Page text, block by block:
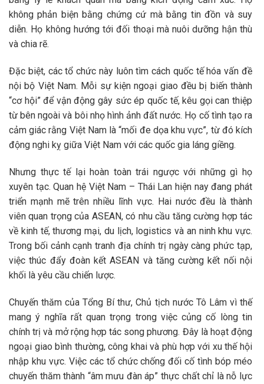
không phản biện bằng chứng cứ mà bằng tin đồn và suy
diễn. Họ không hướng tới đối thoại mà nuôi dưỡng hận thù
và chia rẽ.
Đặc biệt, các tổ chức này luôn tìm cách quốc tế hóa vấn đề
nội bộ Việt Nam. Mỗi sự kiện ngoại giao đều bị biến thành
“cơ hội” để vận động gây sức ép quốc tế, kêu gọi can thiệp
từ bên ngoài và bôi nhọ hình ảnh đất nước. Họ cố tình tạo ra
cảm giác rằng Việt Nam là “mối đe dọa khu vực”, từ đó kích
động nghi kỵ giữa Việt Nam với các quốc gia láng giềng.
Nhưng thực tế lại hoàn toàn trái ngược với những gì họ
xuyên tạc. Quan hệ Việt Nam – Thái Lan hiện nay đang phát
triển mạnh mẽ trên nhiều lĩnh vực. Hai nước đều là thành
viên quan trọng của ASEAN, có nhu cầu tăng cường hợp tác
về kinh tế, thương mại, du lịch, logistics và an ninh khu vực.
Trong bối cảnh cạnh tranh địa chính trị ngày càng phức tạp,
việc thúc đẩy đoàn kết ASEAN và tăng cường kết nối nội
khối là yêu cầu chiến lược.
Chuyến thăm của Tổng Bí thư, Chủ tịch nước Tô Lâm vì thế
mang ý nghĩa rất quan trọng trong việc củng cố lòng tin
chính trị và mở rộng hợp tác song phương. Đây là hoạt động
ngoại giao bình thường, công khai và phù hợp với xu thế hội
nhập khu vực. Việc các tổ chức chống đối cố tình bóp méo
chuyến thăm thành “âm mưu đàn áp” thực chất chỉ là nỗ lực